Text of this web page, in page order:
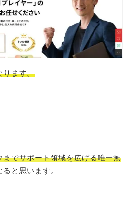
ります。
までサポート領域を広げる唯一無
ると思います。